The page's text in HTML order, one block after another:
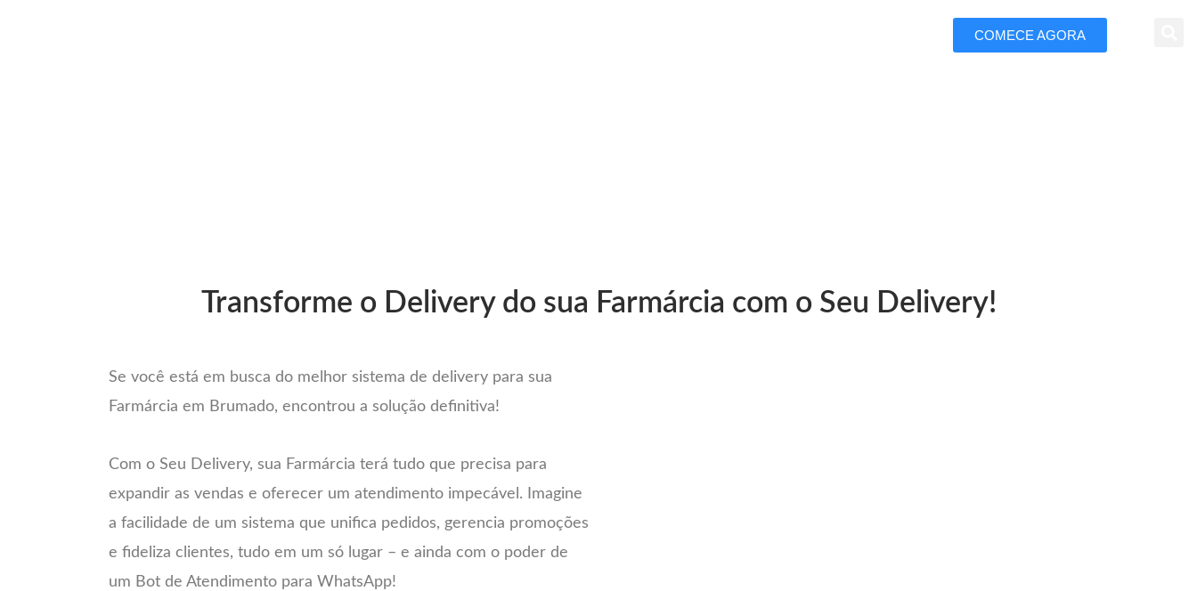
COMECE AGORA
Transforme o Delivery do sua Farmárcia com o Seu Delivery!
Se você está em busca do melhor sistema de delivery para sua
Farmárcia em Brumado, encontrou a solução definitiva!
Com o Seu Delivery, sua Farmárcia terá tudo que precisa para
expandir as vendas e oferecer um atendimento impecável. Imagine
a facilidade de um sistema que unifica pedidos, gerencia promoções
e fideliza clientes, tudo em um só lugar – e ainda com o poder de
um Bot de Atendimento para WhatsApp!